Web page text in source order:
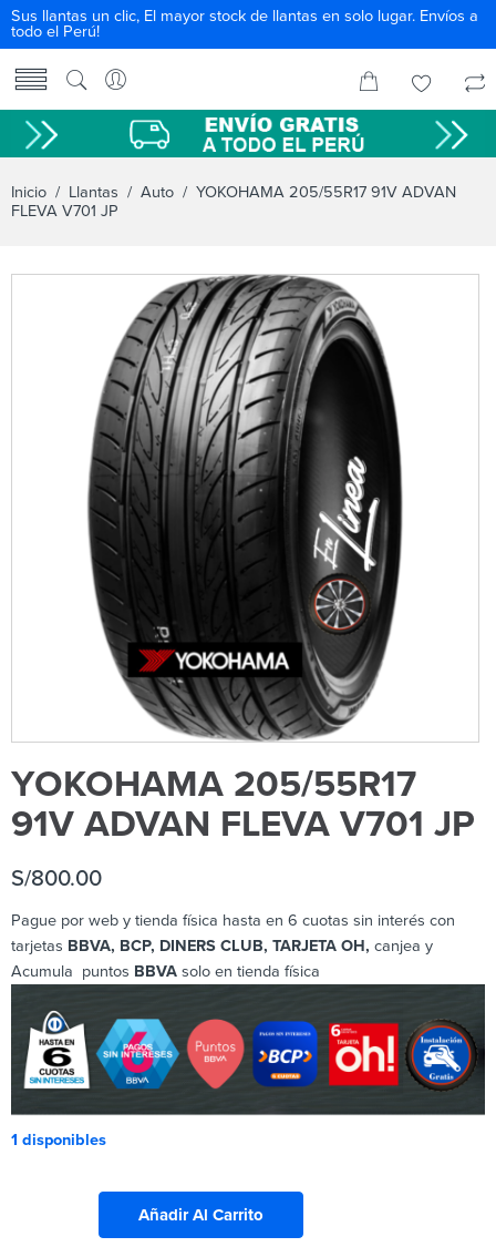
Sus llantas un clic, El mayor stock de llantas en solo lugar. Envíos a
todo el Perú!
Inicio / Llantas / Auto / YOKOHAMA 205/55R17 91V ADVAN
FLEVA V701 JP
YOKOHAMA 205/55R17
91V ADVAN FLEVA V701 JP
S/800.00
Pague por web y tienda física hasta en 6 cuotas sin interés con
tarjetas BBVA, BCP, DINERS CLUB, TARJETA OH, canjea y
Acumula puntos BBVA solo en tienda física
1 disponibles
Añadir Al Carrito